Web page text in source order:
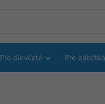
Pre dievčatá Pre bábätká